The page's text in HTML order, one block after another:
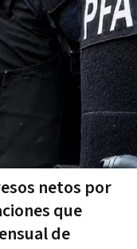
netos por
que
de